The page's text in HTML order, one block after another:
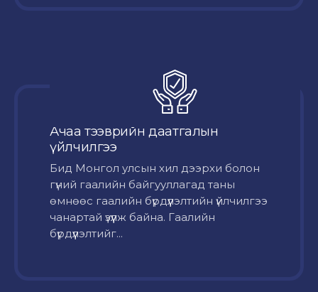
Ачаа тээврийн даатгалын
үйлчилгээ
Бид Монгол улсын хил дээрхи болон
гүний гаалийн байгууллагад таны
өмнөөс гаалийн бүрдүүлэлтийн үйлчилгээ
чанартай үзүүлж байна. Гаалийн
бүрдүүлэлтийг...